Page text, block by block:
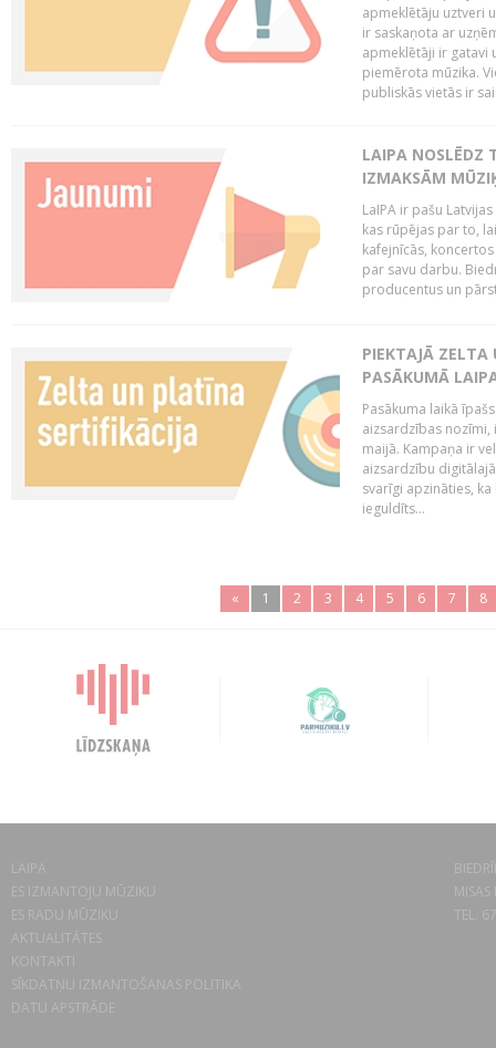
apmeklētāju uztveri
ir saskaņota ar
apmeklētāji ir gatavi
piemērota mūzika.
publiskās vietās ir
LAIPA NOSLĒDZ
IZMAKSĀM
LaIPA ir pašu
kas rūpējas par to,
kafejnīcās,
par savu darbu.
producentus un
PIEKTAJĀ ZELTA
PASĀKUMĀ
Pasākuma laikā
aizsardzības nozīmi,
maijā. Kampaņa ir
aizsardzību
svarīgi apzināties,
ieguldīts...
« 1 2 3 4 5 6 7 8
LAIPA
ES IZMANTOJU MŪZIKU
ES RADU MŪZIKU
AKTUALITĀTES
KONTAKTI
SĪKDATŅU IZMANTOŠANAS POLITIKA
DATU APSTRĀDE
TEL.